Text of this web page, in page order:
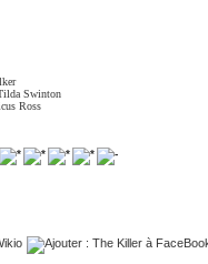
Swinton
Ross